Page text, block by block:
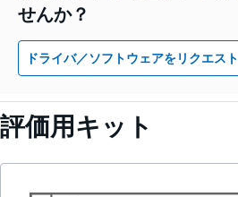
せんか？
ドライバ／ソフトウェアをリクエスト
評価用キット